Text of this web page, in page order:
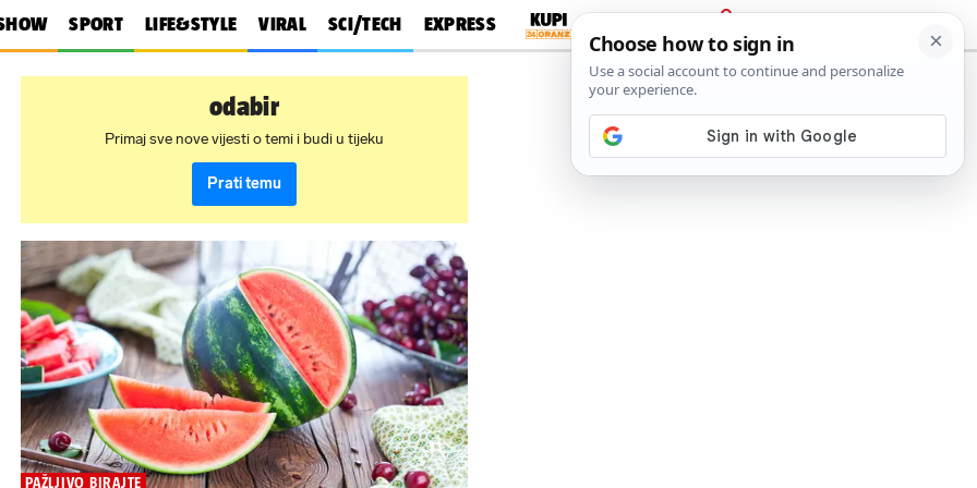
SPORT LIFE&STYLE VIRAL SCI/TECH EXPRESS
PRIJAVA
odabir
Primaj sve nove vijesti o temi i budi u tijeku
Prati temu
PAŽLJIVO BIRAJTE